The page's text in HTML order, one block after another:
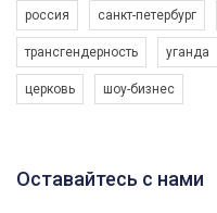
насильству проти ЛГБТ в
Ми просимо вашої
програму з боротьби з
Якщо ти хочеш підтримати
best video, representing
1.9K Просмотров • 226
россия санкт-петербург
трансгендерность уганда
церковь шоу-бизнес
Оставайтесь с нами